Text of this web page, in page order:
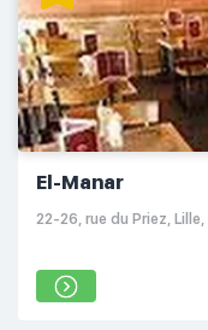
El-Manar
22-26, rue du Priez,